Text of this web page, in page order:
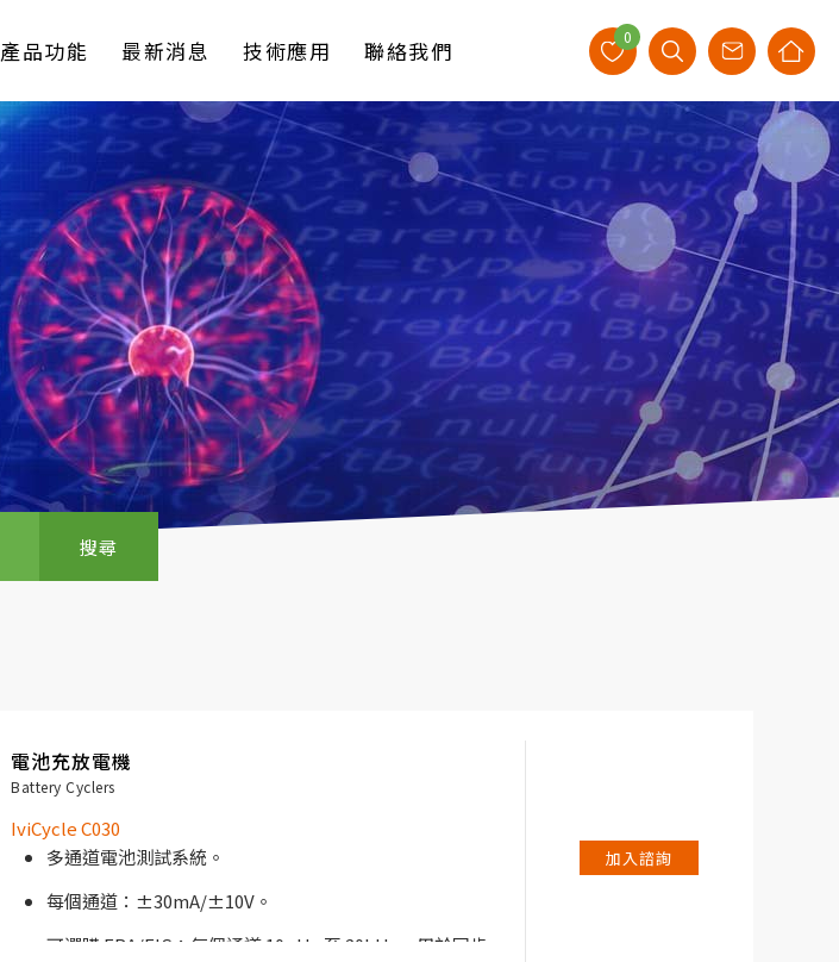
產品功能 最新消息 技術應用 聯絡我們 0
搜尋
電池充放電機
Battery Cyclers
IviCycle C030
多通道電池測試系統。
每個通道：±30mA/±10V。
可選購 FRA/EIS：每個通道 10µHz 至 20kHz，用於同步
加入諮詢